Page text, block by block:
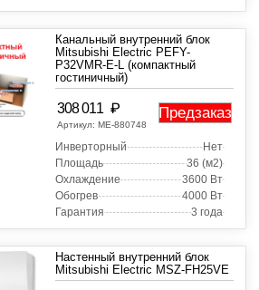
Канальный внутренний блок
Mitsubishi Electric PEFY-
P32VMR-E-L (компактный
гостиничный)
308 011 ₽
Артикул: МЕ-880748
Предзаказ
Инверторный
Нет
Площадь
36 (м2)
Охлаждение
3600 Вт
Обогрев
4000 Вт
Гарантия
3 года
Настенный внутренний блок
Mitsubishi Electric MSZ-FH25VE